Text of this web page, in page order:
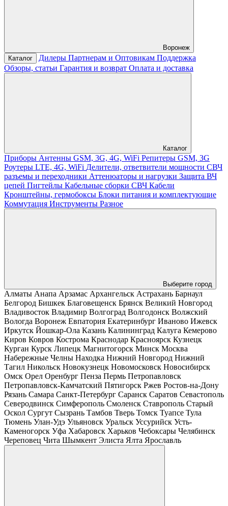
Воронеж
Каталог
Дилеры Партнерам и Оптовикам Поддержка
Обзоры, статьи Гарантия и возврат Оплата и доставка
Каталог
Приборы Антенны GSM, 3G, 4G, WiFi Репитеры GSM, 3G
Роутеры LTE, 4G, WiFi Делители, ответвители мощности СВЧ
разъемы и переходники Аттенюаторы и нагрузки Защита ВЧ
цепей Пигтейлы Кабельные сборки СВЧ Кабели
Кронштейны, гермобоксы Блоки питания и комплектующие
Коммутация Инструменты Разное
Выберите город
Алматы Анапа Арзамас Архангельск Астрахань Барнаул
Белгород Бишкек Благовещенск Брянск Великий Новгород
Владивосток Владимир Волгоград Волгодонск Волжский
Вологда Воронеж Евпатория Екатеринбург Иваново Ижевск
Иркутск Йошкар-Ола Казань Калининград Калуга Кемерово
Киров Ковров Кострома Краснодар Красноярск Кузнецк
Курган Курск Липецк Магнитогорск Минск Москва
Набережные Челны Находка Нижний Новгород Нижний
Тагил Никольск Новокузнецк Новомосковск Новосибирск
Омск Орел Оренбург Пенза Пермь Петропавловск
Петропавловск-Камчатский Пятигорск Ржев Ростов-на-Дону
Рязань Самара Санкт-Петербург Саранск Саратов Севастополь
Северодвинск Симферополь Смоленск Ставрополь Старый
Оскол Сургут Сызрань Тамбов Тверь Томск Туапсе Тула
Тюмень Улан-Удэ Ульяновск Уральск Уссурийск Усть-
Каменогорск Уфа Хабаровск Харьков Чебоксары Челябинск
Череповец Чита Шымкент Элиста Ялта Ярославль